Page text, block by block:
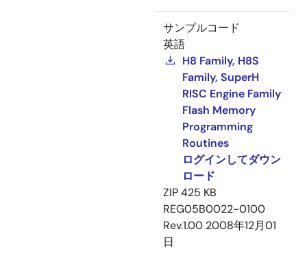
サンプルコード
英語
H8 Family, H8S
Family, SuperH
RISC Engine Family
Flash Memory
Programming
Routines
ログインしてダウン
ロード
ZIP425 KB
REG05B0022-0100
Rev.1.00 2008年12月01
日